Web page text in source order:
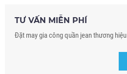
TƯ VẤN MIỄN PHÍ
Đặt may gia công quần jean thương